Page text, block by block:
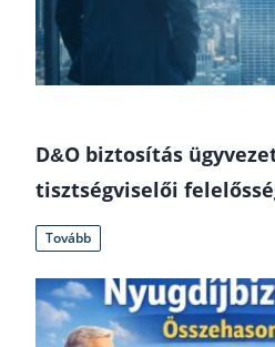
D&O biztosítás
tisztségviselői
Tovább